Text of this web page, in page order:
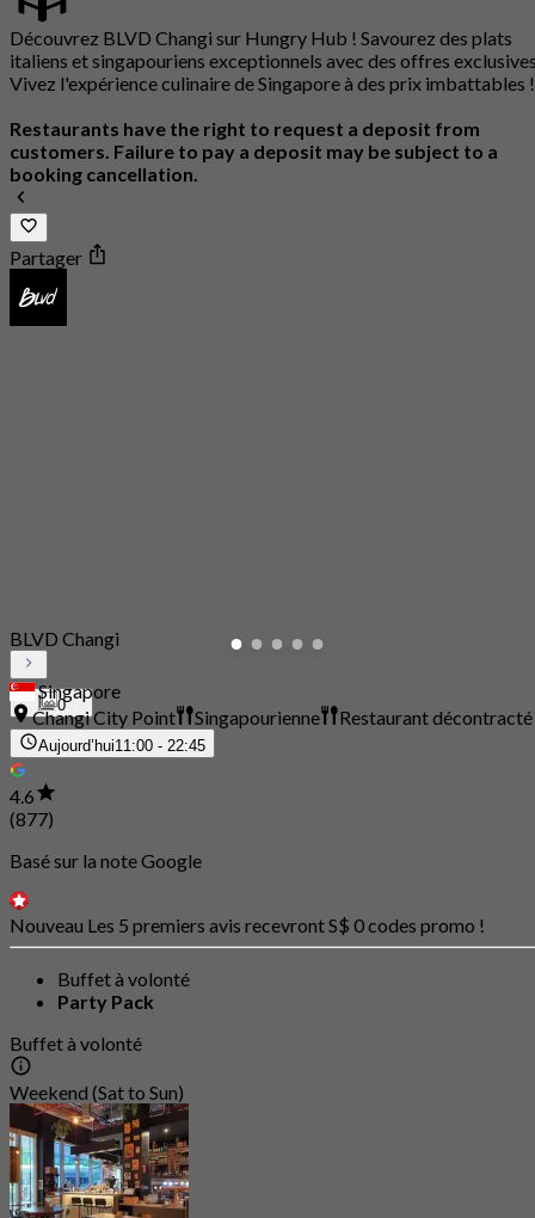
Découvrez BLVD Changi sur Hungry Hub ! Savourez des plats
italiens et singapouriens exceptionnels avec des offres
Vivez l'expérience culinaire de Singapore à des prix imbattables !
Restaurants have the right to request a deposit from
customers. Failure to pay a deposit may be subject to a
booking cancellation.
Partager
0
BLVD Changi
Singapore
Changi City Point
Singapourienne Restaurant décontracté
Aujourd’hui11:00 - 22:45
4.6
(877)
Basé sur la note Google
Nouveau Les 5 premiers avis recevront S$ 0 codes promo !
Buffet à volonté
Party Pack
Buffet à volonté
Weekend (Sat to Sun)